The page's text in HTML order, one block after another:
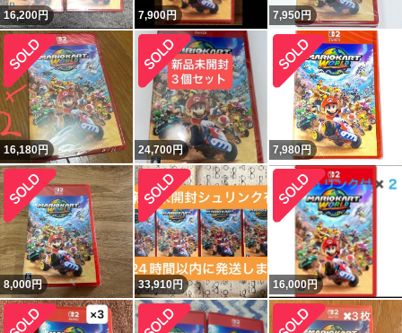
16,200円 7,900円 7,950円
16,180円 24,700円 7,980円
8,000円 33,910円 16,000円